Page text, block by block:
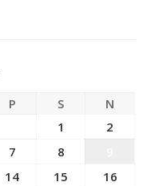
P S
N
1
2
7 8
14 15
16